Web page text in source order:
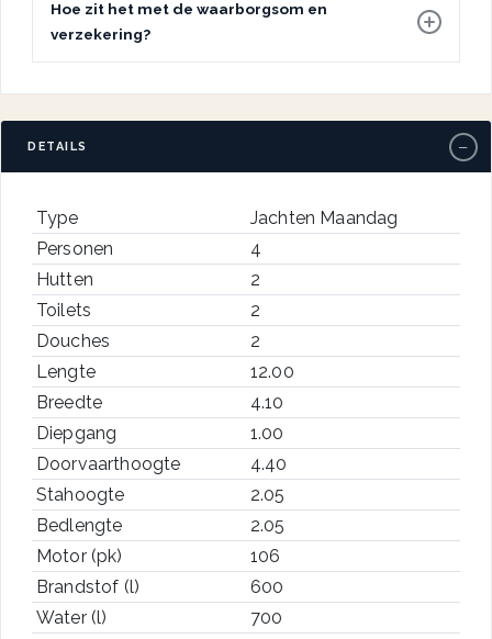
DETAILS −
Type
Jachten Maandag
Personen
4
Hutten
2
Toilets
2
Douches
2
Lengte
12.00
Breedte
4.10
Diepgang
1.00
Doorvaarthoogte
4.40
Stahoogte
2.05
Bedlengte
2.05
Motor (pk)
106
Brandstof (l)
600
Water (l)
700
Hoe zit het met de waarborgsom en
verzekering?